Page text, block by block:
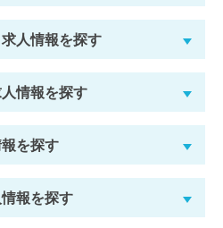
人情報を探す
情報を探す
を探す
報を探す